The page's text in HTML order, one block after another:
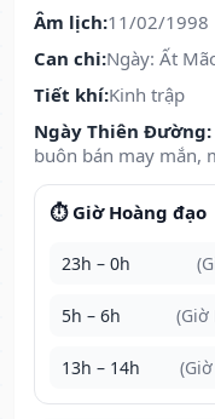
Âm lịch:11/02/1998
Can chi:Ngày: Ất
Tiết khí:Kinh trập
Ngày Thiên Đường:
buôn bán may mắn,
⏱️ Giờ Hoàng đạo
23h – 0h
5h – 6h (Giờ
13h – 14h